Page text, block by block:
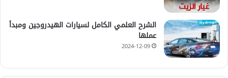
الشرح العلمي الكامل لسيارات الهيدروجين ومبدأ
عملها
2024-12-09